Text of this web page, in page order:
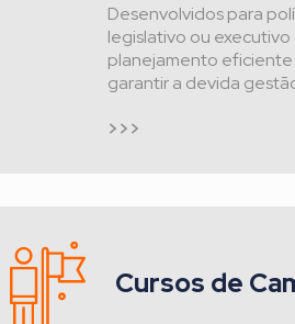
Desenvolvidos para
legislativo ou executivo
planejamento
garantir a devida
>>>
Cursos de